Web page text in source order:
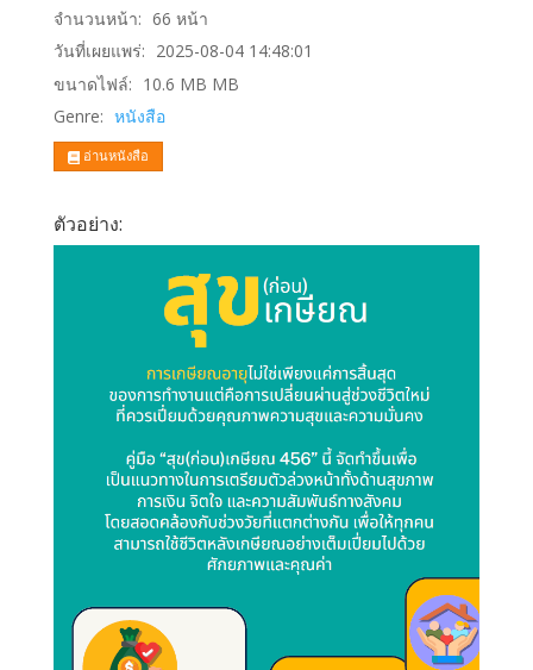
จำนวนหน้า: 66 หน้า
วันที่เผยแพร่: 2025-08-04 14:48:01
ขนาดไฟล์: 10.6 MB MB
Genre: หนังสือ
อ่านหนังสือ
ตัวอย่าง: